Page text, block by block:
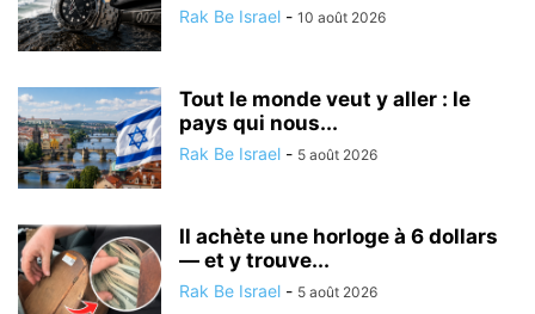
Rak Be Israel - 10 août 2026
Tout le monde veut y aller : le
pays qui nous...
Rak Be Israel - 5 août 2026
Il achète une horloge à 6 dollars
— et y trouve...
Rak Be Israel - 5 août 2026